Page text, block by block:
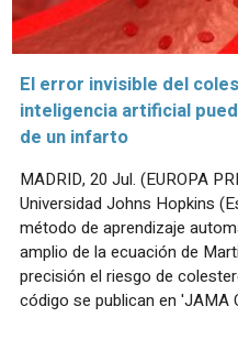
El error invisible del
inteligencia artificial
de un infarto
MADRID, 20 Jul. (EUROPA
Universidad Johns Hopkins
método de aprendizaje
amplio de la ecuación de
precisión el riesgo de
código se publican en 'JAMA